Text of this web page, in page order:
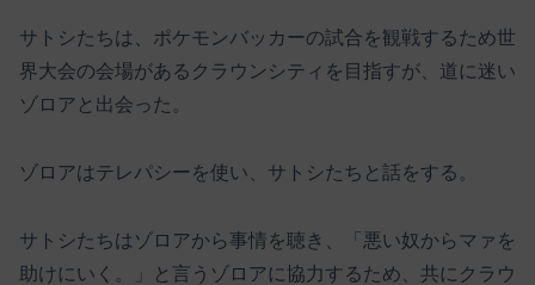
サトシたちは、ポケモンバッカーの試合を観戦するため世
界大会の会場があるクラウンシティを目指すが、道に迷い
ゾロアと出会った。
ゾロアはテレパシーを使い、サトシたちと話をする。
サトシたちはゾロアから事情を聴き、「悪い奴からマァを
助けにいく。」と言うゾロアに協力するため、共にクラウ